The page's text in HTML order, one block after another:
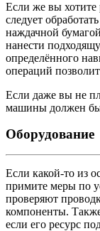
Если же вы хотите
следует
наждачной
нанести
определённого
операций
Если даже вы не
машины должен
Оборудование
Если какой-то из
примите меры по
проверяют
компоненты.
если его ресурс